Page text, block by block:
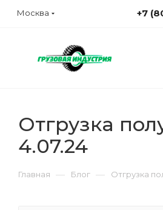
Москва +7
Отгрузка
4.07.24
Главная — Блог — Отгрузка